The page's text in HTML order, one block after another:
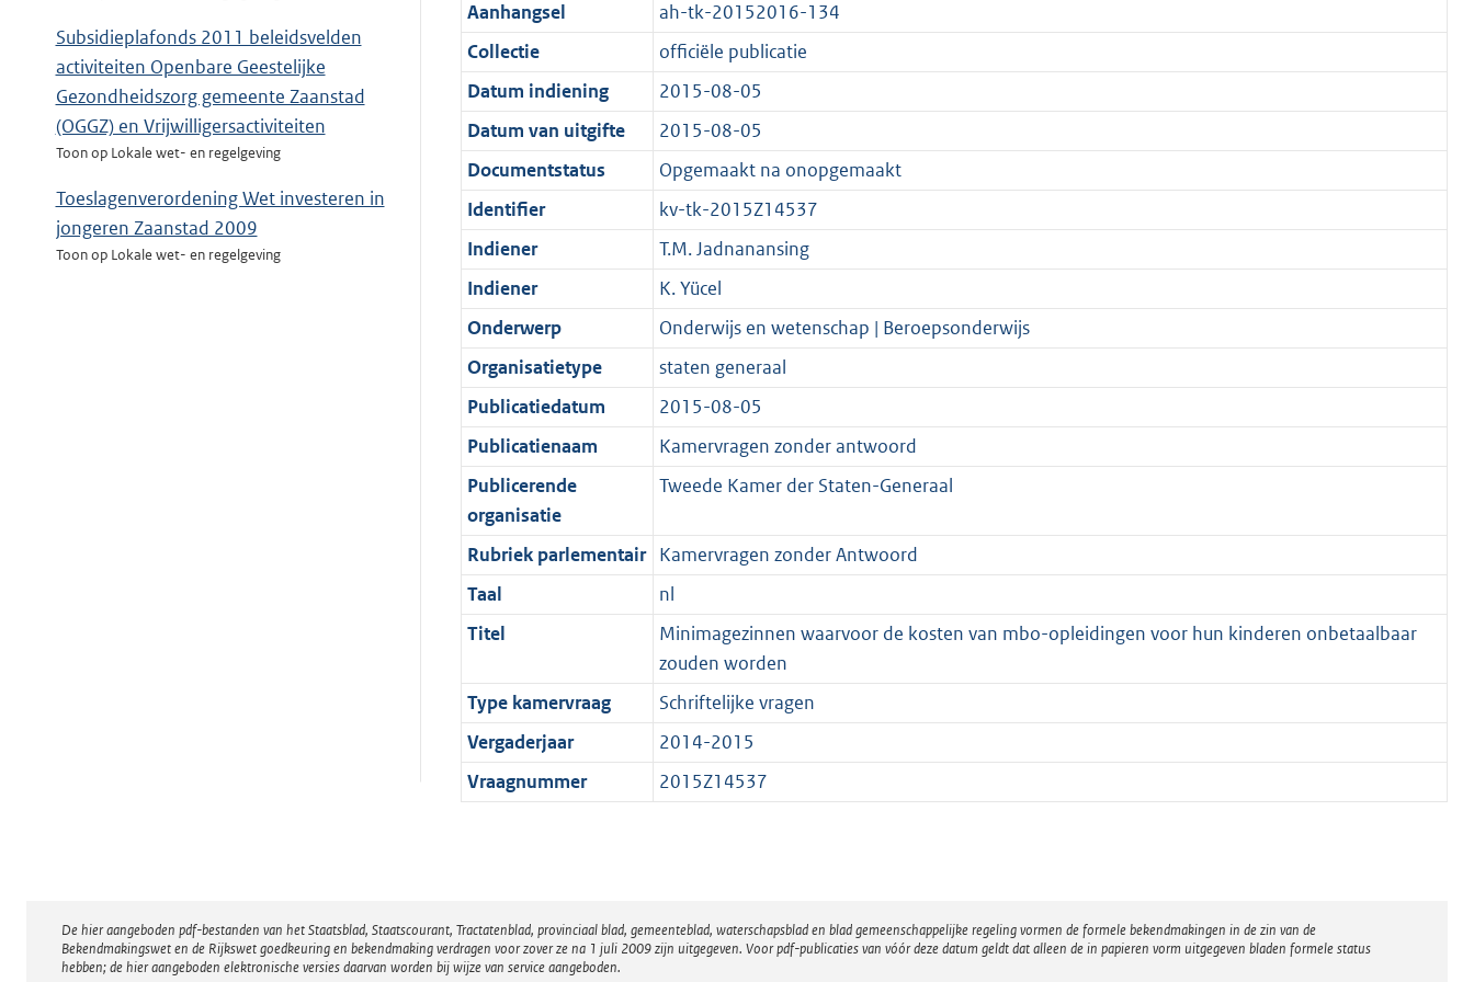
Subsidieplafonds 2011 beleidsvelden
activiteiten Openbare Geestelijke
Gezondheidszorg gemeente Zaanstad
(OGGZ) en Vrijwilligersactiviteiten
Toon op Lokale wet- en regelgeving
Toeslagenverordening Wet investeren in
jongeren Zaanstad 2009
Toon op Lokale wet- en regelgeving
i
e
i
n
f
o
r
m
a
a
t
3
9
K
b
t
i
e
i
n
f
o
r
m
a
a
t
:
7
K
b
a
t
i
e
i
n
f
o
r
m
a
a
t
e
:
4
K
b
c
a
t
i
e
i
n
f
o
r
m
a
a
t
t
e
:
4
K
b
d
s
r
o
o
t
e
:
2
K
b
n
d
s
g
r
o
o
t
t
:
2
K
b
Aanhangsel
ah-tk-20152016-134
Collectie
officiële publicatie
Datum indiening
2015-08-05
Datum van uitgifte
2015-08-05
Documentstatus
Opgemaakt na onopgemaakt
Identifier
kv-tk-2015Z14537
Indiener
T.M. Jadnanansing
Indiener
K. Yücel
Onderwerp
Onderwijs en wetenschap | Beroepsonderwijs
Organisatietype
staten generaal
Publicatiedatum
2015-08-05
Publicatienaam
Kamervragen zonder antwoord
Publicerende
organisatie
Tweede Kamer der Staten-Generaal
Rubriek parlementair
Kamervragen zonder Antwoord
Taal
nl
Titel
Minimagezinnen waarvoor de kosten van mbo-opleidingen voor hun kinderen onbetaalbaar
zouden worden
Type kamervraag
Schriftelijke vragen
Vergaderjaar
2014-2015
Vraagnummer
2015Z14537
Disclaimer
De hier aangeboden pdf-bestanden van het Staatsblad, Staatscourant, Tractatenblad, provinciaal blad, gemeenteblad, waterschapsblad en blad gemeenschappelijke regeling vormen de formele bekendmakingen in de zin van de
Bekendmakingswet en de Rijkswet goedkeuring en bekendmaking verdragen voor zover ze na 1 juli 2009 zijn uitgegeven. Voor pdf-publicaties van vóór deze datum geldt dat alleen de in papieren vorm uitgegeven bladen formele status
hebben; de hier aangeboden elektronische versies daarvan worden bij wijze van service aangeboden.